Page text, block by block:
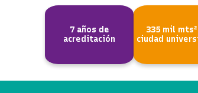
7 años de
acreditación
335 mil
ciudad